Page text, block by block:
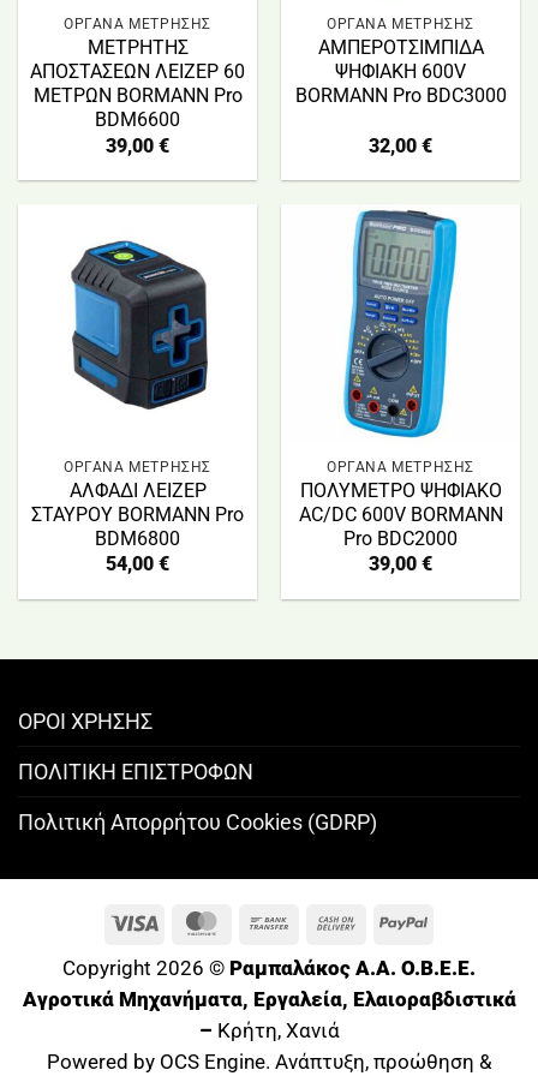
ΟΡΓΑΝΑ ΜΕΤΡΗΣΗΣ
ΜΕΤΡΗΤΗΣ
ΑΠΟΣΤΑΣΕΩΝ ΛΕΙΖΕΡ 60
ΜΕΤΡΩΝ BORMANN Pro
BDM6600
39,00 €
ΟΡΓΑΝΑ ΜΕΤΡΗΣΗΣ
ΑΜΠΕΡΟΤΣΙΜΠΙΔΑ
ΨΗΦΙΑΚΗ 600V
BORMANN Pro BDC3000
32,00 €
ΟΡΓΑΝΑ ΜΕΤΡΗΣΗΣ
ΑΛΦΑΔΙ ΛΕΙΖΕΡ
ΣΤΑΥΡΟΥ BORMANN Pro
BDM6800
54,00 €
ΟΡΓΑΝΑ ΜΕΤΡΗΣΗΣ
ΠΟΛΥΜΕΤΡΟ ΨΗΦΙΑΚΟ
AC/DC 600V BORMANN
Pro BDC2000
39,00 €
ΟΡΟΙ ΧΡΗΣΗΣ
ΠΟΛΙΤΙΚΗ ΕΠΙΣΤΡΟΦΩΝ
Πολιτική Απορρήτου Cookies (GDRP)
Visa MasterCard
Bank
Transfer
Cash
PayPal
Copyright 2026 © Ραμπαλάκος A.A. O.B.E.E.
Αγροτικά Μηχανήματα, Εργαλεία, Ελαιοραβδιστικά
– Κρήτη, Χανιά
Powered by OCS Engine. Ανάπτυξη, προώθηση &